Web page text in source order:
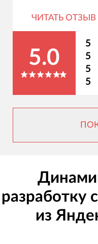
ЧИТАТЬ ОТЗЫВ
5.0
5
5
5
5
разработку
из